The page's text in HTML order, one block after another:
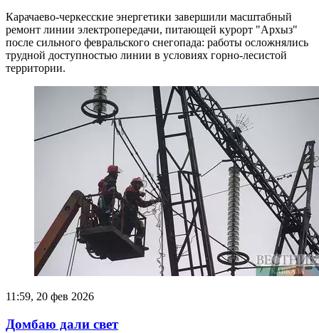
Карачаево-черкесские энергетики завершили масштабный
ремонт линии электропередачи, питающей курорт "Архыз"
после сильного февральского снегопада: работы осложнялись
трудной доступностью линии в условиях горно-лесистой
территории.
11:59, 20 фев 2026
Домбаю дали свет